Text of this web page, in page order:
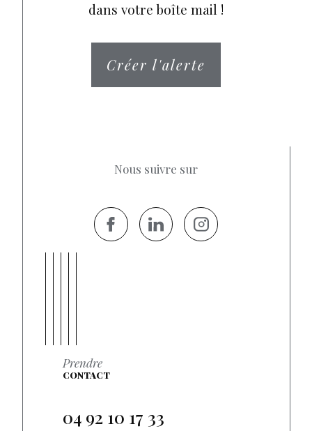
dans votre boîte mail !
Créer l'alerte
Nous suivre sur
Prendre
CONTACT
04 92 10 17 33